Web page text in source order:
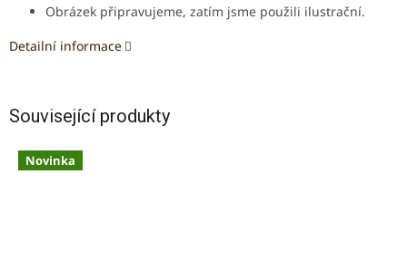
Obrázek připravujeme, zatím jsme použili ilustrační.
Detailní informace
Související produkty
Novinka